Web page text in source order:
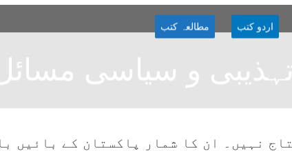
اردو کتب مطالعہ کتب
و سیاسی
نہیں۔ ان کا شمار پاکستان کے بائیں